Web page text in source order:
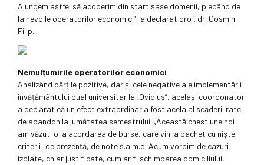
Ajungem astfel să acoperim din start șase domenii, plecând de
la nevoile operatorilor economici”, a declarat prof. dr. Cosmin
Filip.
Nemulțumirile operatorilor economici
Analizând părțile pozitive, dar și cele negative ale implementării
învățământului dual universitar la „Ovidius”, același coordonator
a declarat că un efect extraordinar a fost acela al scăderii ratei
de abandon la jumătatea semestrului. „Această chestiune noi
am văzut-o la acordarea de burse, care vin la pachet cu niște
criterii: de prezență, de note ș.a.m.d. Acum vorbim de cazuri
izolate, chiar justificate, cum ar fi schimbarea domiciliului,